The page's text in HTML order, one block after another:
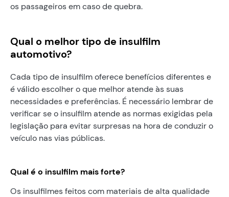
os passageiros em caso de quebra.
Qual o melhor tipo de insulfilm
automotivo?
Cada tipo de insulfilm oferece benefícios diferentes e
é válido escolher o que melhor atende às suas
necessidades e preferências. É necessário lembrar de
verificar se o insulfilm atende as normas exigidas pela
legislação para evitar surpresas na hora de conduzir o
veículo nas vias públicas.
Qual é o insulfilm mais forte?
Os insulfilmes feitos com materiais de alta qualidade